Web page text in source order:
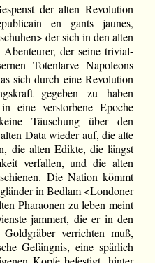
der alten Revolution
en gants jaunes,
der sich in den alten
der seine trivial-
Totenlarve Napoleons
sich durch eine Revolution
gegeben zu haben
eine verstorbene Epoche
Täuschung über den
Data wieder auf, die alte
die alten Edikte, die längst
verfallen, und die alten
Die Nation kömmt
in Bedlam <Londoner
Pharaonen zu leben meint
jammert, die er in den
verrichten muß,
Gefängnis, eine spärlich